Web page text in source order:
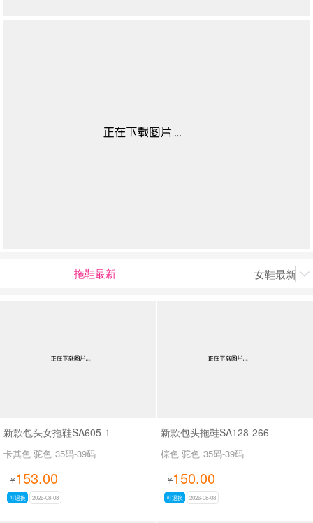
拖鞋最新 女鞋最新上

新款包头女拖鞋SA605-1
卡其色 驼色 35码-39码
¥153.00
可退换 2026-08-08
新款包头拖鞋SA128-266
棕色 驼色 35码-39码
¥150.00
可退换 2026-08-08